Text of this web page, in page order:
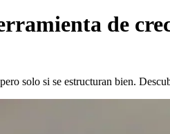
de
solo si se estructuran bien.